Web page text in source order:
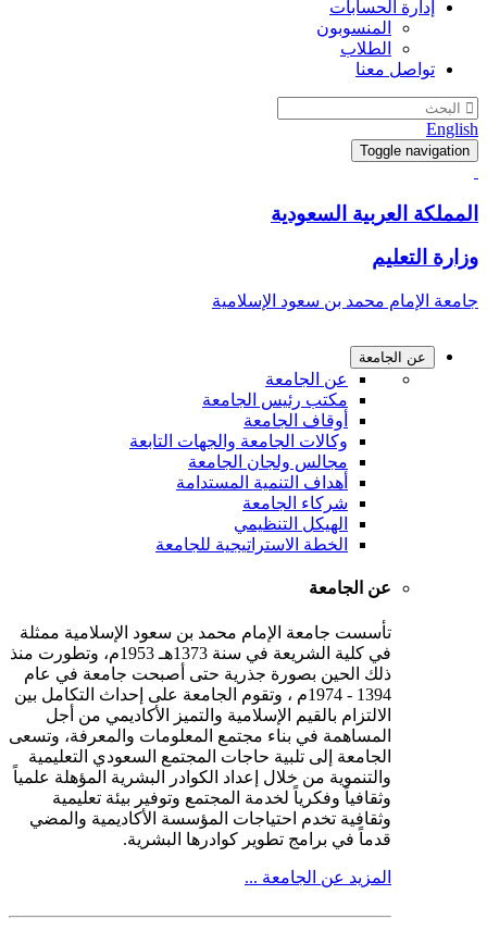
إدارة الحسابات
المنسوبون
الطلاب
تواصل معنا
English
Toggle navigation
المملكة العربية السعودية
وزارة التعليم
جامعة الإمام محمد بن سعود الإسلامية
عن الجامعة
عن الجامعة
مكتب رئيس الجامعة
أوقاف الجامعة
وكالات الجامعة والجهات التابعة
مجالس ولجان الجامعة
أهداف التنمية المستدامة
شركاء الجامعة
الهيكل التنظيمي
الخطة الاستراتيجية للجامعة
عن الجامعة
تأسست جامعة الإمام محمد بن سعود الإسلامية ممثلة
في كلية الشريعة في سنة 1373هـ 1953م، وتطورت منذ
ذلك الحين بصورة جذرية حتى أصبحت جامعة في عام
1394 - 1974م ، وتقوم الجامعة على إحداث التكامل بين
الالتزام بالقيم الإسلامية والتميز الأكاديمي من أجل
المساهمة في بناء مجتمع المعلومات والمعرفة، وتسعى
الجامعة إلى تلبية حاجات المجتمع السعودي التعليمية
والتنموية من خلال إعداد الكوادر البشرية المؤهلة علمياً
وثقافياً وفكرياً لخدمة المجتمع وتوفير بيئة تعليمية
وثقافية تخدم احتياجات المؤسسة الأكاديمية والمضي
قدماً في برامج تطوير كوادرها البشرية.
المزيد عن الجامعة ...